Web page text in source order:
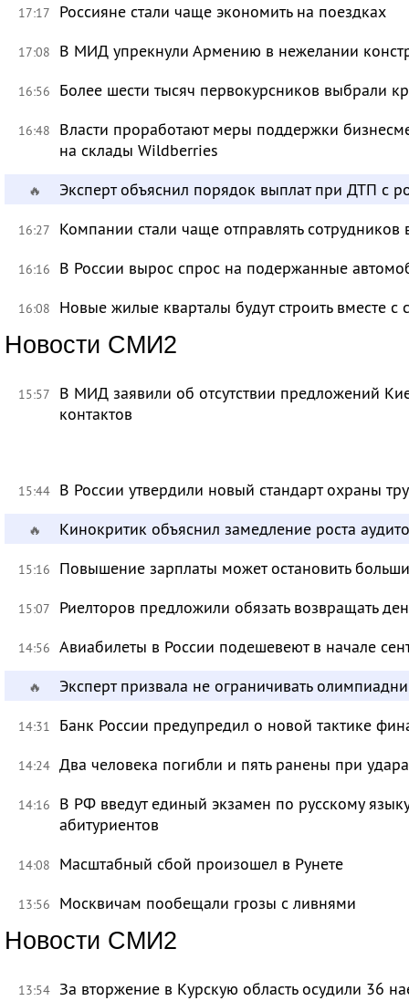
17:17 Россияне стали чаще экономить на поездках
17:08 В МИД упрекнули Армению в нежелании
16:56 Более шести тысяч первокурсников выбрали
16:48
Власти проработают меры поддержки
на склады Wildberries
🔥 Эксперт объяснил порядок выплат при ДТП с
16:27 Компании стали чаще отправлять сотрудников
16:16 В России вырос спрос на подержанные
16:08 Новые жилые кварталы будут строить вместе с
Новости СМИ2
15:57
В МИД заявили об отсутствии предложений
контактов
15:44 В России утвердили новый стандарт охраны
🔥 Кинокритик объяснил замедление роста
15:16 Повышение зарплаты может остановить
15:07 Риелторов предложили обязать возвращать
14:56 Авиабилеты в России подешевеют в начале
🔥 Эксперт призвала не ограничивать
14:31 Банк России предупредил о новой тактике
14:24 Два человека погибли и пять ранены при
14:16
В РФ введут единый экзамен по русскому
абитуриентов
14:08 Масштабный сбой произошел в Рунете
13:56 Москвичам пообещали грозы с ливнями
Новости СМИ2
13:54 За вторжение в Курскую область осудили 36